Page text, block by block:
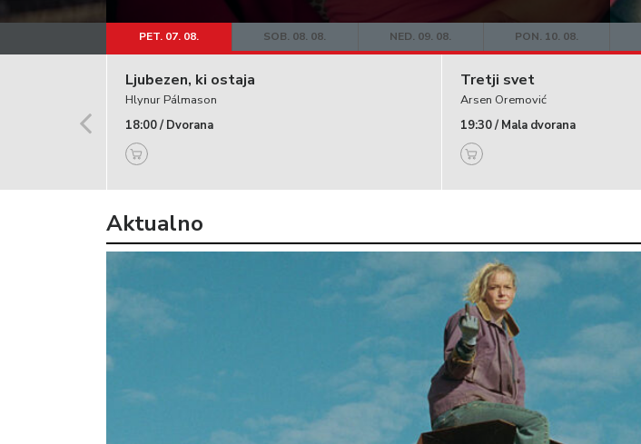
PET. 07. 08. SOB. 08. 08. NED. 09. 08. PON. 10. 08.
Ljubezen, ki ostaja
Hlynur Pálmason
18:00 / Dvorana
Tretji svet
Arsen Oremović
19:30 / Mala dvorana
Aktualno